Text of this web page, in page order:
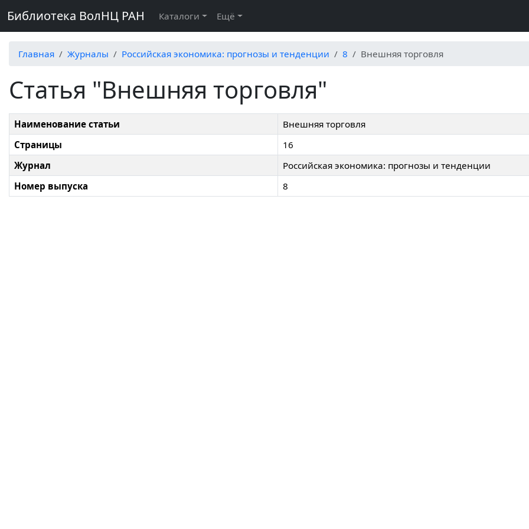
Библиотека ВолНЦ РАН Каталоги Ещё
Главная Журналы Российская экономика: прогнозы и тенденции 8 Внешняя торговля
Статья "Внешняя торговля"
Наименование статьи
Внешняя торговля
Страницы
16
Журнал
Российская экономика: прогнозы и тенденции
Номер выпуска
8